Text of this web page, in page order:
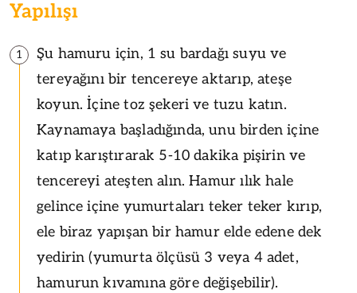
Yapılışı
1
Şu hamuru için, 1 su bardağı suyu ve
tereyağını bir tencereye aktarıp, ateşe
koyun. İçine toz şekeri ve tuzu katın.
Kaynamaya başladığında, unu birden içine
katıp karıştırarak 5-10 dakika pişirin ve
tencereyi ateşten alın. Hamur ılık hale
gelince içine yumurtaları teker teker kırıp,
ele biraz yapışan bir hamur elde edene dek
yedirin (yumurta ölçüsü 3 veya 4 adet,
hamurun kıvamına göre değişebilir).